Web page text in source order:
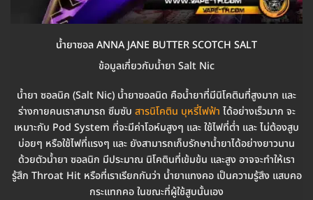
น้ำยาซอล ANNA JANE BUTTER SCOTCH SALT
ข้อมูลเกี่ยวกับน้ำยา Salt Nic
น้ำยา ซอลนิค (Salt Nic) น้ำยาซอลนิด คือน้ำยาที่มีนิโคตินที่สูงมาก และ
ร่างกายคนเราสามารถ ซึมซับ สารนิโคติน บุหรี่ไฟฟ้า ได้อย่างเร็วมาก จะ
เหมาะกับ Pod System ที่จะมีค่าโอห์มสูงๆ และ ใช้ไฟที่ต่ำ และ ไม่ต้องสูบ
บ่อยๆ หรือใช้ไฟที่แรงๆ และ ยังสามารถเก็บรักษาน้ำยาได้อย่างยาวนาน
ด้วยตัวน้ำยา ซอลนิก มีประมาณ นิโคตินที่เข้มข้น และสูง อาจจะทำให้เรา
รู้สึก Throat Hit หรือที่เราเรียกกันว่า น้ำยาแทงคอ เป็นความรู้สึง แสบคอ
กระแทกคอ ในขณะที่ผู้ใช้สูบนั้นเอง